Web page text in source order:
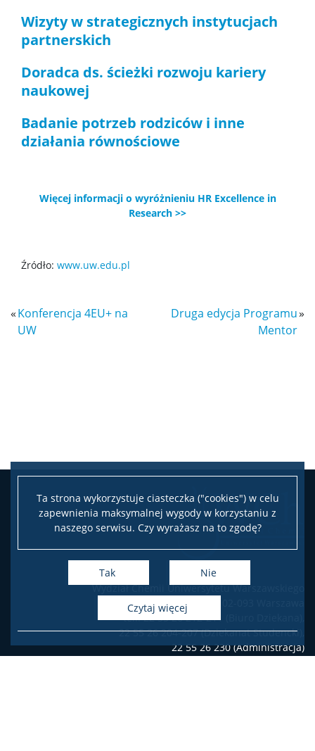
Ta strona wykorzystuje ciasteczka ("cookies") w celu
zapewnienia maksymalnej wygody w korzystaniu z
naszego serwisu. Czy wyrażasz na to zgodę?
Tak Nie
czytaj więcej
Wizyty w strategicznych instytucjach
partnerskich
Doradca ds. ścieżki rozwoju kariery
naukowej
Badanie potrzeb rodziców i inne
działania równościowe
Więcej informacji o wyróżnieniu HR Excellence in
Research >>
Źródło: www.uw.edu.pl
«Konferencja 4EU+ na
UW
Druga edycja Programu
Mentor
»
Wydział Chemii Uniwersytetu Warszawskiego
ul. Pasteura 1, 02-093 Warszawa
tel.: 22 55 26 212-211 (Biuro Dziekana),
22 55 26 204-207 (Dziekanat Studencki),
22 55 26 230 (Administracja)